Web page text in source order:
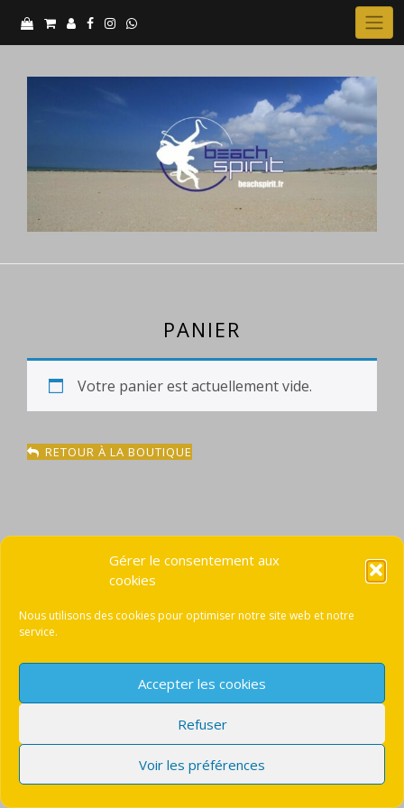
Gérer le consentement aux
cookies
Nous utilisons des cookies pour optimiser notre site web et notre
service.
Accepter les cookies
Refuser
Voir les préférences
PANIER
Votre panier est actuellement vide.
RETOUR À LA BOUTIQUE
Beach Spirit est une marque déposée
Conditions générales de vente
Theme